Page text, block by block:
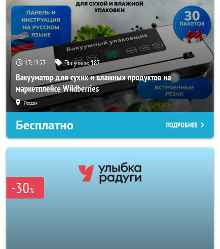
17:19:25 Получили:187
Вакууматор для сухих и влажных продуктов на
маркетплейсе Wildberries
Россия
Бесплатно ПОДРОБНЕЕ
-30%